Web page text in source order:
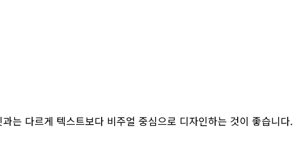
는 다르게 텍스트보다 비주얼 중심으로 디자인하는 것이 좋습니다.